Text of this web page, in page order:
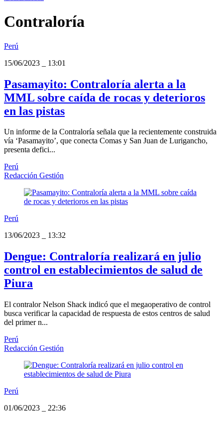
Contraloría
Perú
15/06/2023
13:01
Pasamayito: Contraloría alerta a la
MML sobre caída de rocas y deterioros
en las pistas
Un informe de la Contraloría señala que la recientemente construida
vía ‘Pasamayito’, que conecta Comas y San Juan de Lurigancho,
presenta defici...
Perú
Redacción Gestión
Perú
13/06/2023
13:32
Dengue: Contraloría realizará en julio
control en establecimientos de salud de
Piura
El contralor Nelson Shack indicó que el megaoperativo de control
busca verificar la capacidad de respuesta de estos centros de salud
del primer n...
Perú
Redacción Gestión
Perú
01/06/2023
22:36